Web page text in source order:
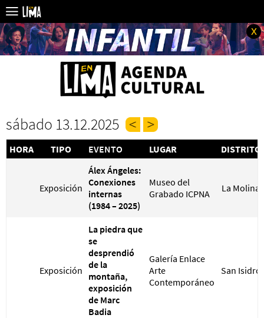
x
sábado 13.12.2025
HORA TIPO EVENTO LUGAR DISTRITO
Exposición
Álex Ángeles:
Conexiones
internas
(1984 – 2025)
Museo del
Grabado ICPNA
La Molina
Exposición
La piedra que
se
desprendió
de la
montaña,
exposición
de Marc
Badia
Galería Enlace
Arte
Contemporáneo
San Isidro